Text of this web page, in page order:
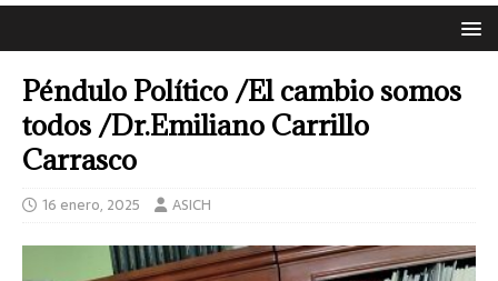
Péndulo Político /El cambio somos
todos /Dr.Emiliano Carrillo
Carrasco
16 enero, 2025 ASICH